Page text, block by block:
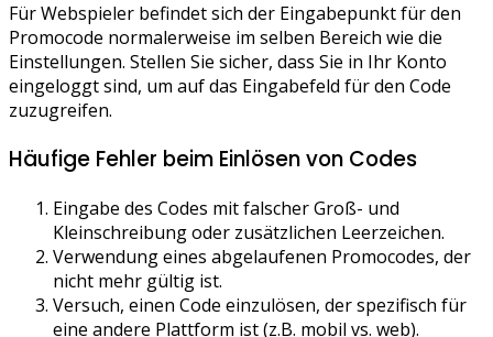
Für Webspieler befindet sich der Eingabepunkt für den
Promocode normalerweise im selben Bereich wie die
Einstellungen. Stellen Sie sicher, dass Sie in Ihr Konto
eingeloggt sind, um auf das Eingabefeld für den Code
zuzugreifen.
Häufige Fehler beim Einlösen von Codes
Eingabe des Codes mit falscher Groß- und
Kleinschreibung oder zusätzlichen Leerzeichen.
Verwendung eines abgelaufenen Promocodes, der
nicht mehr gültig ist.
Versuch, einen Code einzulösen, der spezifisch für
eine andere Plattform ist (z.B. mobil vs. web).